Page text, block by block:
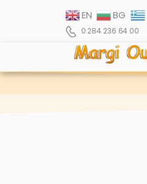
EN BG
0 284 236 64 00